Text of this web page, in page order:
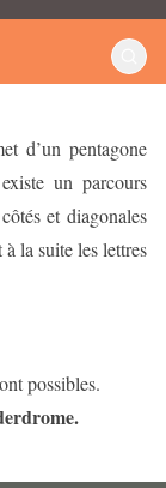
d’un pentagone
un parcours
et diagonales
la suite les lettres
possibles.